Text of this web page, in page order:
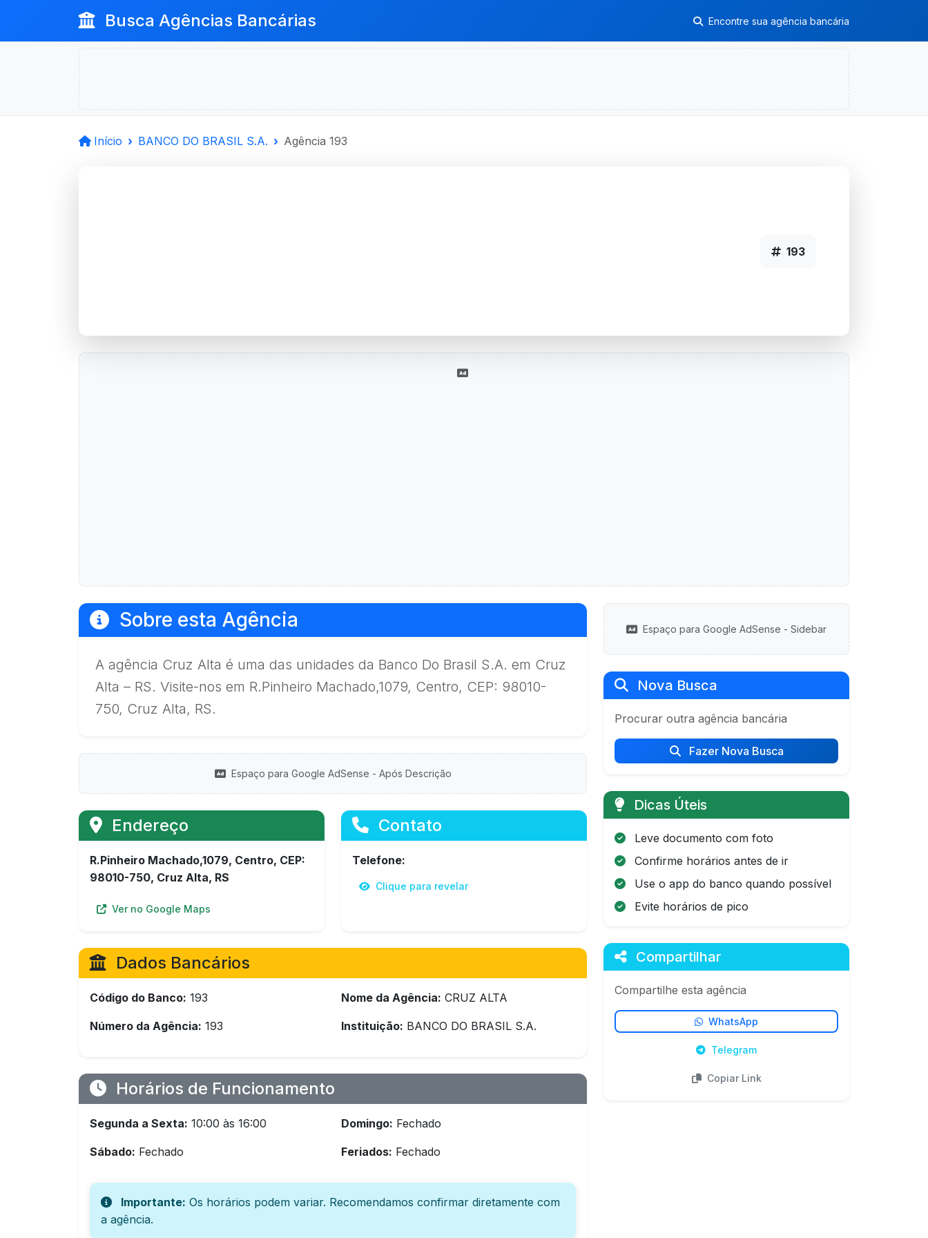
Busca Agências Bancárias Encontre sua agência bancária
Início BANCO DO BRASIL S.A. Agência 193
193
Sobre esta Agência
A agência Cruz Alta é uma das unidades da Banco Do Brasil S.A. em Cruz
Alta – RS. Visite-nos em R.Pinheiro Machado,1079, Centro, CEP: 98010-
750, Cruz Alta, RS.
Espaço para Google AdSense - Após Descrição
Endereço
R.Pinheiro Machado,1079, Centro, CEP:
98010-750, Cruz Alta, RS
Ver no Google Maps
Contato
Telefone:
Clique para revelar
Dados Bancários
Código do Banco: 193
Número da Agência: 193
Nome da Agência: CRUZ ALTA
Instituição: BANCO DO BRASIL S.A.
Horários de Funcionamento
Segunda a Sexta: 10:00 às 16:00
Sábado: Fechado
Domingo: Fechado
Feriados: Fechado
Importante: Os horários podem variar. Recomendamos confirmar diretamente com
a agência.
Espaço para Google AdSense - Sidebar
Nova Busca
Procurar outra agência bancária
Fazer Nova Busca
Dicas Úteis
Leve documento com foto
Confirme horários antes de ir
Use o app do banco quando possível
Evite horários de pico
Compartilhar
Compartilhe esta agência
WhatsApp
Telegram
Copiar Link